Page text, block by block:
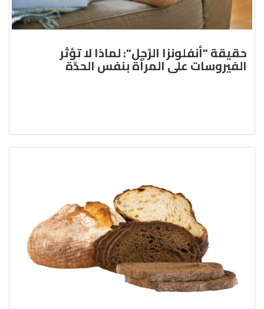
حقيقة "أنفلونزا الرّجل": لماذا لا تؤثر
الفيروسات على المرأة بنفس الحدّة